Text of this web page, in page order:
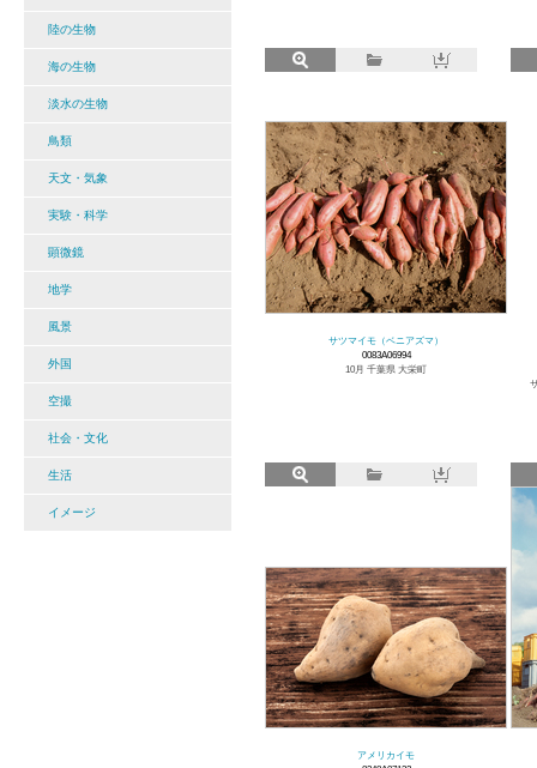
陸の生物
海の生物
淡水の生物
鳥類
天文・気象
実験・科学
顕微鏡
地学
風景
外国
空撮
社会・文化
生活
イメージ
サツマイモ（ベニアズマ）
0083A06994
10月 千葉県 大栄町
アメリカイモ